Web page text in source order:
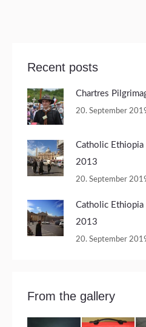
Recent posts
Chartres
20. September
Catholic Ethiopia
2013
20. September
Catholic Ethiopia
2013
20. September
From the gallery